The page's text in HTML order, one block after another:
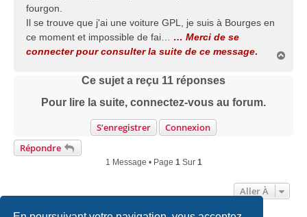
a
g
e
fourgon.
Il se trouve que j'ai une voiture GPL, je suis à Bourges en
ce moment et impossible de fai…
… Merci de se
connecter pour consulter la suite de ce message.
Ce sujet a reçu 11 réponses
Pour lire la suite, connectez-vous au forum.
S’enregistrer
Connexion
Répondre
1 Message • Page 1 Sur 1
Aller À